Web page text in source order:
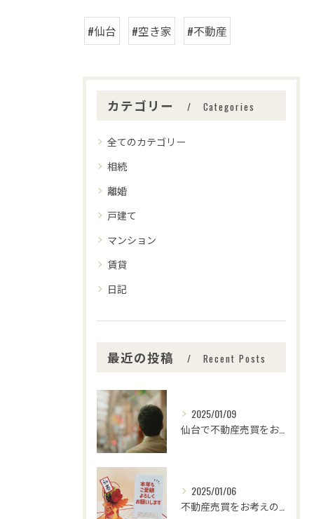
#仙台 #空き家 #不動産
カテゴリー Categories
全てのカテゴリー
相続
離婚
戸建て
マンション
賃貸
日記
最近の投稿 Recent Posts
2025/01/09
2025/01/06